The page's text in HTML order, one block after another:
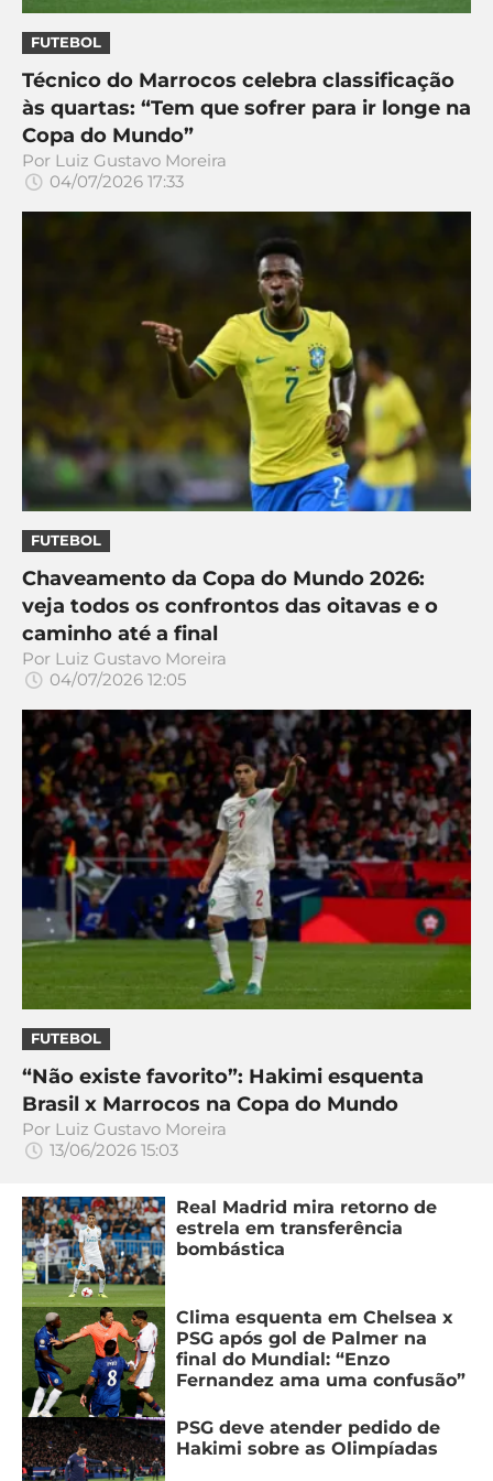
ONLINE
2026
GRÊMIO
ATLÉTICO
MG
CRUZEIRO
LALIGA
FUTEBOL
Técnico do Marrocos celebra classificação
às quartas: “Tem que sofrer para ir longe na
Copa do Mundo”
Por Luiz Gustavo Moreira
04/07/2026 17:33
FUTEBOL
Chaveamento da Copa do Mundo 2026:
veja todos os confrontos das oitavas e o
caminho até a final
Por Luiz Gustavo Moreira
04/07/2026 12:05
FUTEBOL
“Não existe favorito”: Hakimi esquenta
Brasil x Marrocos na Copa do Mundo
Por Luiz Gustavo Moreira
13/06/2026 15:03
Real Madrid mira retorno de
estrela em transferência
bombástica
Clima esquenta em Chelsea x
PSG após gol de Palmer na
final do Mundial: “Enzo
Fernandez ama uma confusão”
PSG deve atender pedido de
Hakimi sobre as Olimpíadas